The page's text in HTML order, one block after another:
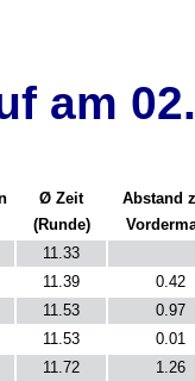
am
Ø Zeit
(Runde)
Abstand
11.33
11.39
0.42
11.53
0.97
11.53
0.01
11.72
1.26